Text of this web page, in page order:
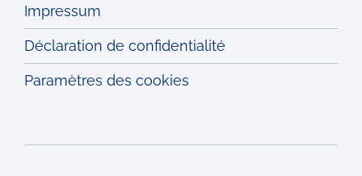
Impressum
Déclaration de confidentialité
Paramètres des cookies